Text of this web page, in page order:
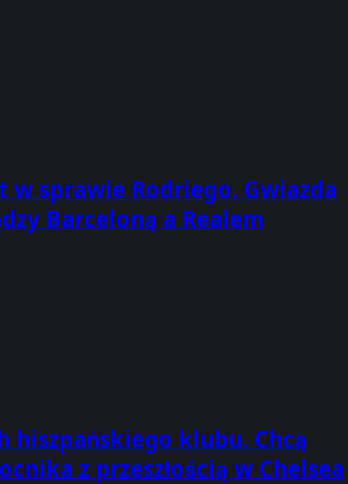
w sprawie Rodriego. Gwiazda
Barceloną a Realem
hiszpańskiego klubu. Chcą
z przeszłością w Chelsea